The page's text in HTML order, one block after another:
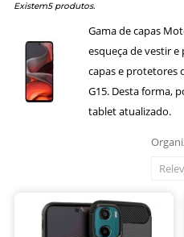
Existem5 produtos.
Gama de capas
esqueça de vestir
capas e protetores
G15. Desta forma,
tablet atualizado.